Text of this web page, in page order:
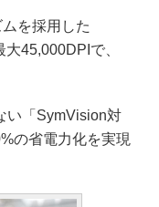
を採用した
45,000DPIで、
い「SymVision対
の省電力化を実現